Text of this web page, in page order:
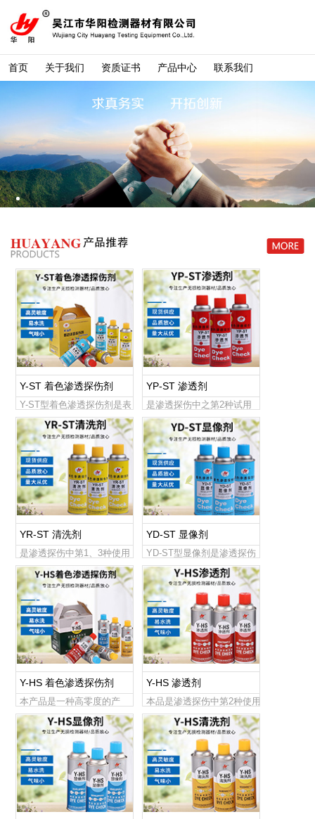
首页 关于我们 资质证书 产品中心 联系我们
Y-ST 着色渗透探伤剂
Y-ST型着色渗透探伤剂是表
面探伤的最常用的一种方
法，通过目视，可以快速直
接地观察到被检...
YP-ST 渗透剂
是渗透探伤中之第2种试用
品，在被检查物件表面进行
前处理并干燥后，可使用本
品对被检物件表面...
YR-ST 清洗剂
是渗透探伤中第1、3种使用
品，在被检查物件表面进行
前处理和对被检工件表面多
余的渗透液进行...
YD-ST 显像剂
YD-ST型显像剂是渗透探伤
中之第4种使用品，在被检查
物件表面多余的渗透液清洗
处理完毕后...
Y-HS 着色渗透探伤剂
本产品是一种高零度的产
品，用于检测裂缝和其他多
空性工件的表面开口缺陷，
可广泛用于压力容器...
Y-HS 渗透剂
本品是渗透探伤中第2种使用
品，在被检物件查表面进行
前面处理并干燥后，可使用
本品对被检物件...